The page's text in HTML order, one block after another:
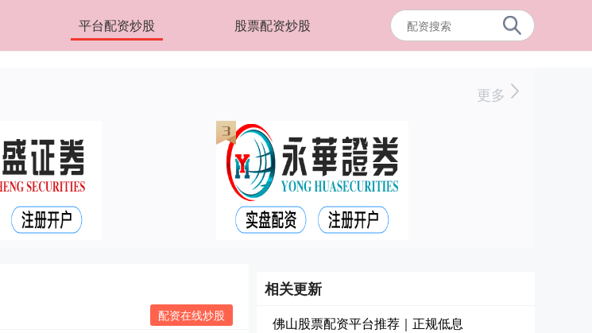
平台配资炒股 股票配资炒股
更多
配资在线炒股
相关更新
佛山股票配资平台推荐｜正规低息